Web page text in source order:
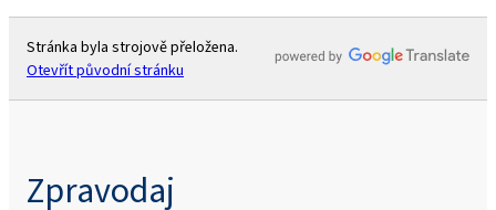
Stránka byla strojově přeložena.
Otevřít původní stránku
Zpravodaj